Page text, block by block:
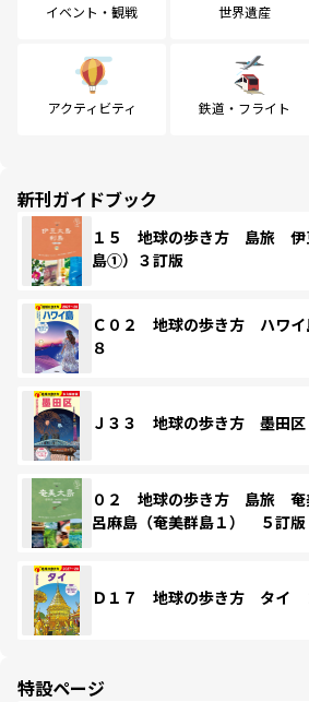
イベント・観戦 世界遺産
アクティビティ 鉄道・フライト
新刊ガイドブック
１５ 地球の歩き方 島旅 伊
島①）３訂版
Ｃ０２ 地球の歩き方 ハワイ
８
Ｊ３３ 地球の歩き方 墨田区
０２ 地球の歩き方 島旅
呂麻島（奄美群島１） ５訂版
Ｄ１７ 地球の歩き方 タイ
特設ページ